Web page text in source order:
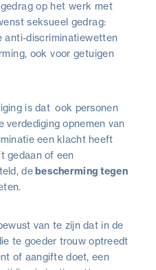
op het werk met
seksueel gedrag:
anti-discriminatiewetten
ook voor getuigen
is dat ook personen
verdediging opnemen van
een klacht heeft
gedaan of een
de bescherming tegen
van te zijn dat in de
te goeder trouw optreedt
of aangifte doet, een